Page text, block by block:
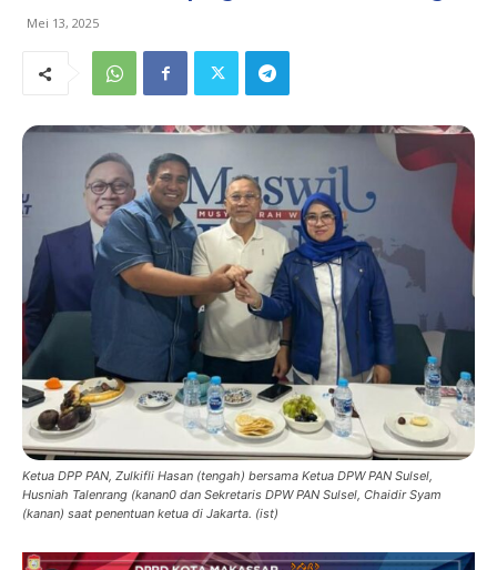
Mei 13, 2025
Ketua DPP PAN, Zulkifli Hasan (tengah) bersama Ketua DPW PAN Sulsel,
Husniah Talenrang (kanan0 dan Sekretaris DPW PAN Sulsel, Chaidir Syam
(kanan) saat penentuan ketua di Jakarta. (ist)